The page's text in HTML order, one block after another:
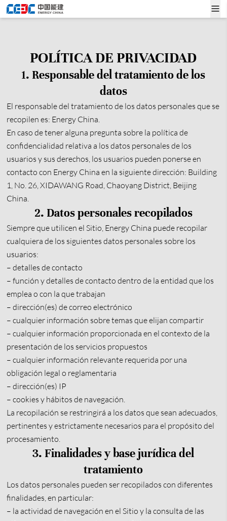
POLÍTICA DE PRIVACIDAD
1. Responsable del tratamiento de los
datos
El responsable del tratamiento de los datos personales que se
recopilen es: Energy China.
En caso de tener alguna pregunta sobre la política de
confidencialidad relativa a los datos personales de los
usuarios y sus derechos, los usuarios pueden ponerse en
contacto con Energy China en la siguiente dirección: Building
1, No. 26, XIDAWANG Road, Chaoyang District, Beijing
China.
2. Datos personales recopilados
Siempre que utilicen el Sitio, Energy China puede recopilar
cualquiera de los siguientes datos personales sobre los
usuarios:
– detalles de contacto
– función y detalles de contacto dentro de la entidad que los
emplea o con la que trabajan
– dirección(es) de correo electrónico
– cualquier información sobre temas que elijan compartir
– cualquier información proporcionada en el contexto de la
presentación de los servicios propuestos
– cualquier información relevante requerida por una
obligación legal o reglamentaria
– dirección(es) IP
– cookies y hábitos de navegación.
La recopilación se restringirá a los datos que sean adecuados,
pertinentes y estrictamente necesarios para el propósito del
procesamiento.
3. Finalidades y base jurídica del
tratamiento
Los datos personales pueden ser recopilados con diferentes
finalidades, en particular:
– la actividad de navegación en el Sitio y la consulta de las